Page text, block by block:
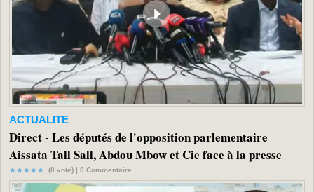
ACTUALITE
Direct - Les députés de l'opposition parlementaire
Aissata Tall Sall, Abdou Mbow et Cie face à la presse
(0 vote) | 0 Commentaire